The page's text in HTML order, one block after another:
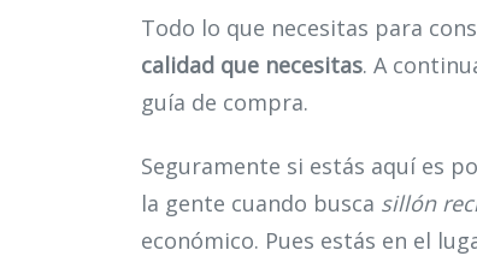
Todo lo que necesitas para
calidad que necesitas. A
guía de compra.
Seguramente si estás aquí es
la gente cuando busca sillón
económico. Pues estás en el